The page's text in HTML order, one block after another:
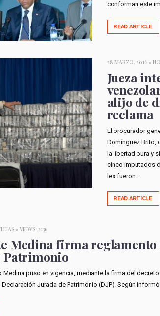
conforman este
READ ARTICLE
28 MARZO, 2016 •
Jueza
alijo de
reclama
El procurador
Domínguez Brito,
la libertad pura y
cinco imputados
les fueron...
READ ARTICLE
• VIEWS: 2136
Medina firma
Patrimonio
Medina puso en vigencia, mediante la firma del
Declaración Jurada de Patrimonio (DJP). Según